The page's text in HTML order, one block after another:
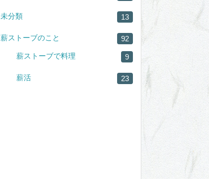
未分類 13
薪ストーブのこと 92
薪ストーブで料理 9
薪活 23